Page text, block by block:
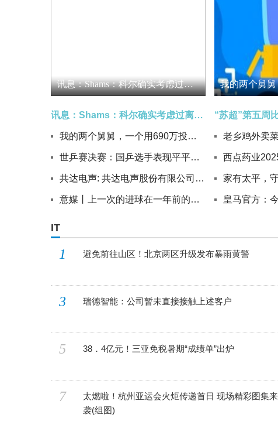
讯息：Shams：科尔确实考虑过离开，但勇士老板拉科布成功挽留了他
讯息：Shams：科尔确实考虑过离开，但勇士老板拉科布成功挽留了他
我的两个舅舅，一个用690万投进股市，一个把690万存进余额宝-每日热门
世乒赛决赛：国乒选手表现平平，蒯曼不敌对手
共达电声: 共达电声股份有限公司关于股票交易异常波动的公告 讯息
意媒丨上一次的进球在一年前的今天
IT
1 避免前往山区！北京两区升级发布暴雨黄警
3 瑞德智能：公司暂未直接接触上述客户
5 38．4亿元！三亚免税暑期“成绩单”出炉
7
太燃啦！杭州亚运会火炬传递首日 现场精彩图集来
袭(组图)